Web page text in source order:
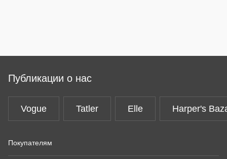
Публикации о нас
Vogue Tatler Elle Harper's
Покупателям